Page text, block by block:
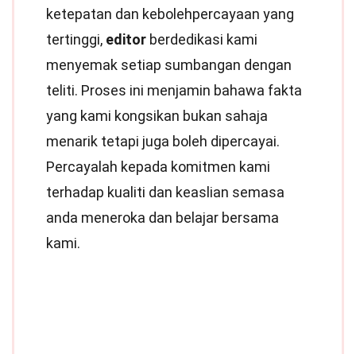
ketepatan dan kebolehpercayaan yang
tertinggi, editor berdedikasi kami
menyemak setiap sumbangan dengan
teliti. Proses ini menjamin bahawa fakta
yang kami kongsikan bukan sahaja
menarik tetapi juga boleh dipercayai.
Percayalah kepada komitmen kami
terhadap kualiti dan keaslian semasa
anda meneroka dan belajar bersama
kami.